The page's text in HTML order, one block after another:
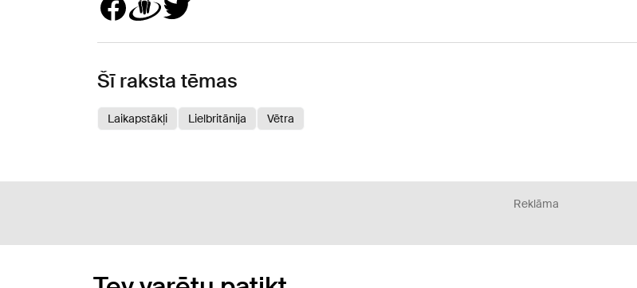
Šī raksta tēmas
Laikapstākļi Lielbritānija Vētra
Reklāma